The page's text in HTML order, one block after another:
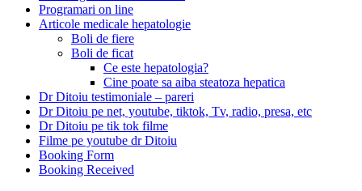
Programari on line
Articole medicale hepatologie
Boli de fiere
Boli de ficat
Ce este hepatologia?
Cine poate sa aiba steatoza hepatica
Dr Ditoiu testimoniale – pareri
Dr Ditoiu pe net, youtube, tiktok, Tv, radio, presa, etc
Dr Ditoiu pe tik tok filme
Filme pe youtube dr Ditoiu
Booking Form
Booking Received